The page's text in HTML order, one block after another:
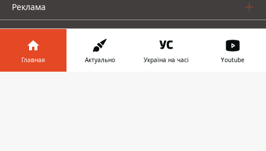
Реклама
О нас
Главная Актуально Україна на часі Youtube